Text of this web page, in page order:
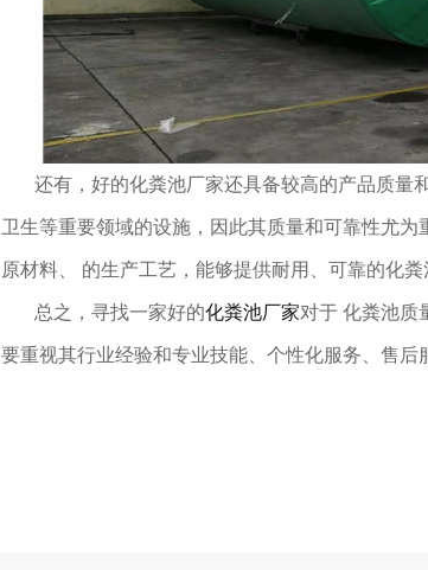
还有，好的化粪池厂家还具备较高的产品质量
卫生等重要领域的设施，因此其质量和可靠性尤
原材料、 的生产工艺，能够提供耐用、可靠的化粪
总之，寻找一家好的化粪池厂家对于 化粪池质
要重视其行业经验和专业技能、个性化服务、售后